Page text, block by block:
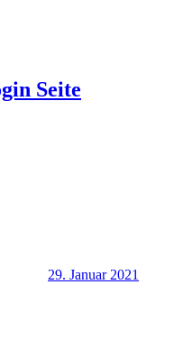
Seite
29. Januar 2021